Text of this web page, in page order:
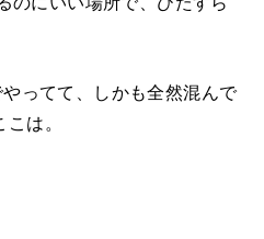
ってて、しかも全然混んで
は。